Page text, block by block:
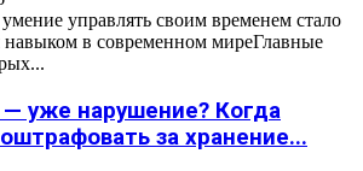
управлять своим временем стало
в современном миреГлавные
— уже нарушение? Когда
за хранение...